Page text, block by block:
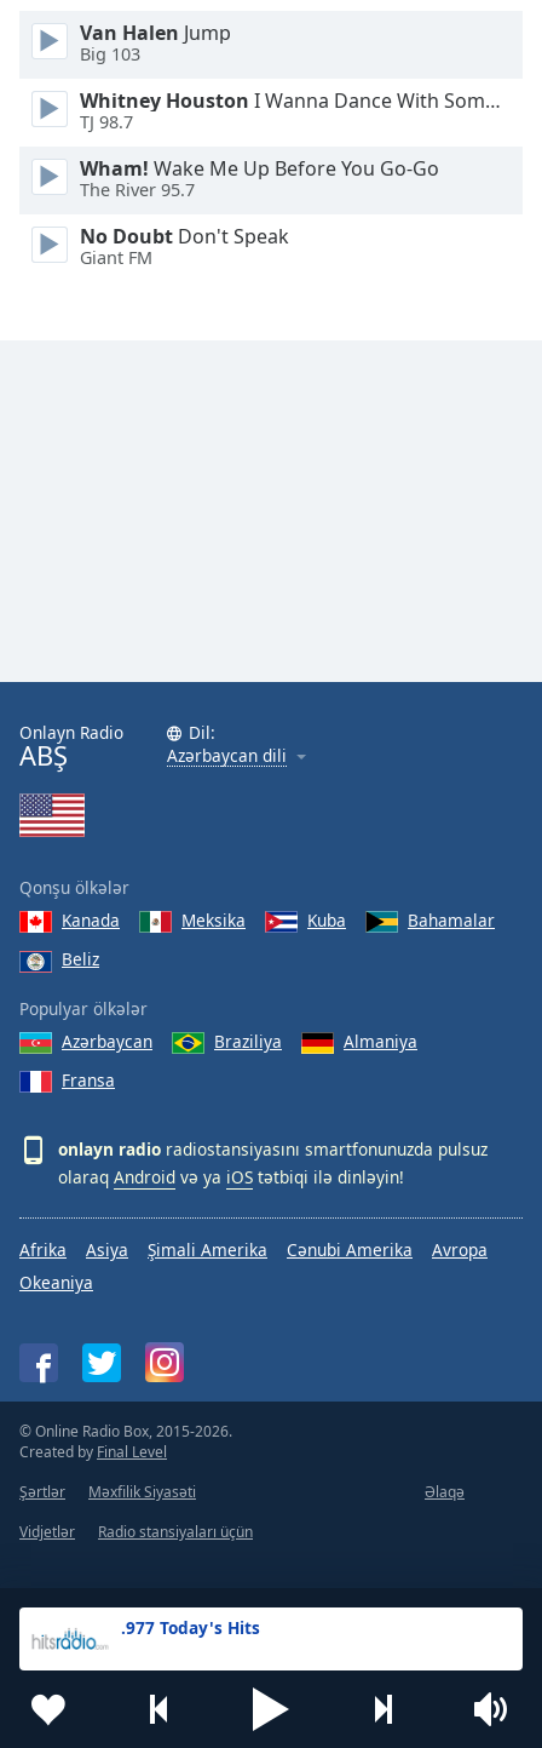
Text
Edge
Family
Reset
Done
.977 Today's Hits
Van Halen Jump
Big 103
Whitney Houston I Wanna Dance With Somebody
TJ 98.7
Wham! Wake Me Up Before You Go-Go
The River 95.7
No Doubt Don't Speak
Giant FM
Onlayn Radio
ABŞ
Dil:
Azərbaycan dili
Qonşu ölkələr
Kanada
Meksika Kuba
Bahamalar
Beliz
Populyar ölkələr
Azərbaycan
Braziliya
Almaniya
Fransa
onlayn radio radiostansiyasını smartfonunuzda pulsuz
olaraq Android və ya iOS tətbiqi ilə dinləyin!
Afrika Asiya Şimali Amerika Cənubi Amerika
Avropa
Okeaniya
© Online Radio Box, 2015-2026.
Created by Final Level
Şərtlər
Məxfilik Siyasəti
Əlaqə
Vidjetlər
Radio stansiyaları üçün